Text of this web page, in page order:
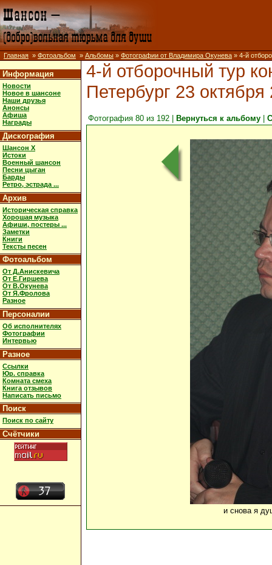
Главная » Фотоальбом » Альбомы » Фотографии от Владимира Окунева » 4-й
Информация
Новости
Новое в шансоне
Наши друзья
Анонсы
Афиша
Награды
Дискография
Шансон X
Истоки
Военный шансон
Песни цыган
Барды
Ретро, эстрада ...
Архив
Историческая справка
Хорошая музыка
Афиши, постеры ...
Заметки
Книги
Тексты песен
Фотоальбом
От Д.Анискевича
От Е.Гиршева
От В.Окунева
От Я.Фролова
Разное
Персоналии
Об исполнителях
Фотографии
Интервью
Разное
Ссылки
Юр. справка
Комната смеха
Книга отзывов
Написать письмо
Поиск
Поиск по сайту
Счётчики
4-й отборочный тур
Петербург 23
Фотография 80 из 192 | Вернуться к альбому
и снова я